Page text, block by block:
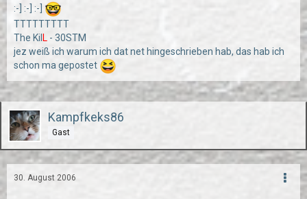
:-] :-] :-]
TTTTTTTTT
The Kil L - 30STM
jez weiß ich warum ich dat net hingeschrieben hab, das hab ich
schon ma gepostet
Kampfkeks86
Gast
30. August 2006